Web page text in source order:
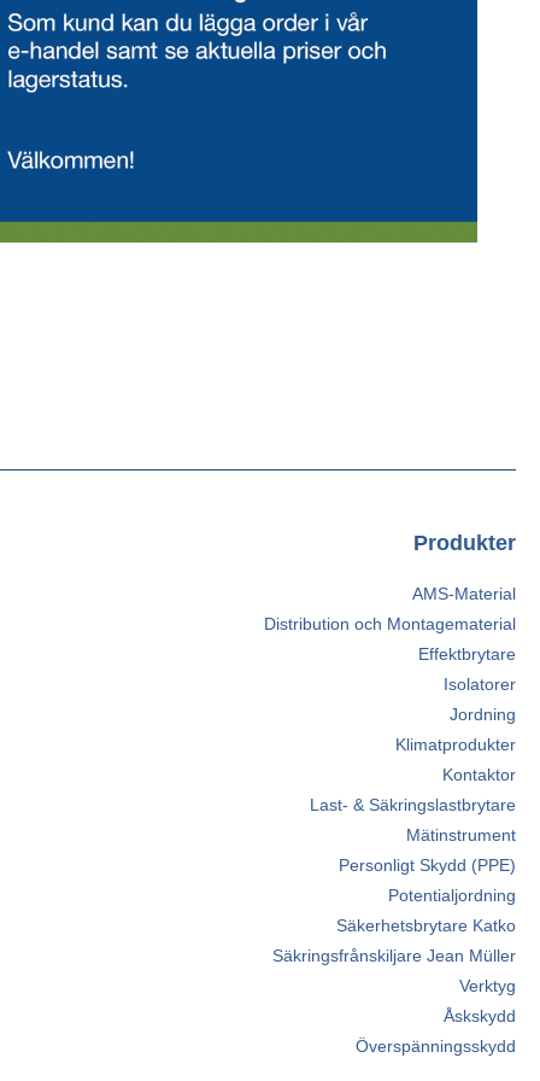
Produkter
AMS-Material
Distribution och Montagematerial
Effektbrytare
Isolatorer
Jordning
Klimatprodukter
Kontaktor
Last- & Säkringslastbrytare
Mätinstrument
Personligt Skydd (PPE)
Potentialjordning
Säkerhetsbrytare Katko
Säkringsfrånskiljare Jean Müller
Verktyg
Åskskydd
Överspänningsskydd